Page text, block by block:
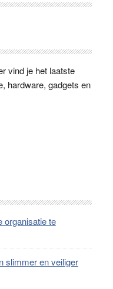
vind je het laatste
hardware, gadgets en
organisatie te
slimmer en veiliger